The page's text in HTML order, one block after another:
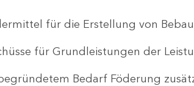
für die Erstellung von
für Grundleistungen der
Bedarf Föderung